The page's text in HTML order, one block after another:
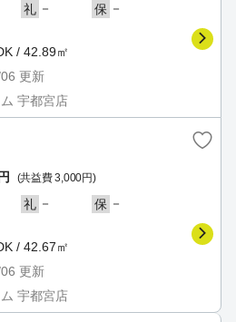
礼 － 保 －
/ 42.89㎡
更新
宇都宮店
(共益費 3,000円)
礼 － 保 －
/ 42.67㎡
更新
宇都宮店